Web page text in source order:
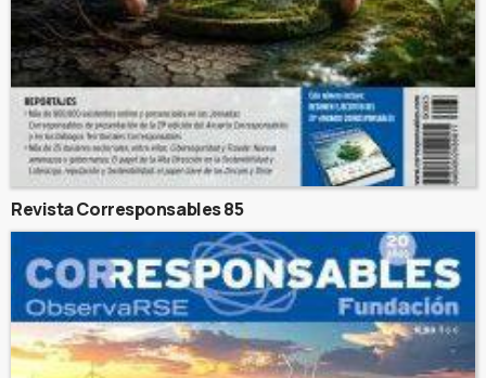
Revista Corresponsables 85